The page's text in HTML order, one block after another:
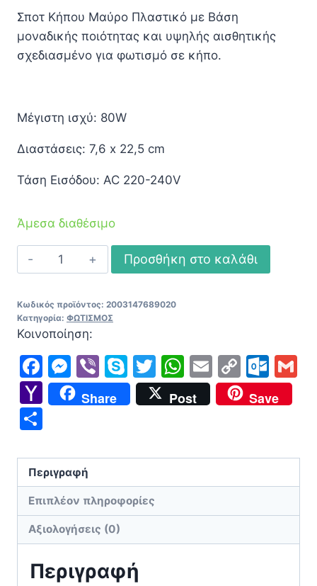
Σποτ Κήπου Μαύρο Πλαστικό με Βάση
μοναδικής ποιότητας και υψηλής αισθητικής
σχεδιασμένο για φωτισμό σε κήπο.
Μέγιστη ισχύ: 80W
Διαστάσεις: 7,6 x 22,5 cm
Τάση Εισόδου: AC 220-240V
Άμεσα διαθέσιμο
Σποτ
Κήπου
Πλαστικό
με
ποσότητα
Προσθήκη στο καλάθι
Κωδικός προϊόντος: 2003147689020
Κατηγορία: ΦΩΤΙΣΜΟΣ
Κοινοποίηση:
Facebook
Messenger
ViberSkype
Twitter
WhatsApp
EmailCopy
Link
Yahoo
Mail
Share Post Save
Περιγραφή
Επιπλέον πληροφορίες
Αξιολογήσεις (0)
Περιγραφή